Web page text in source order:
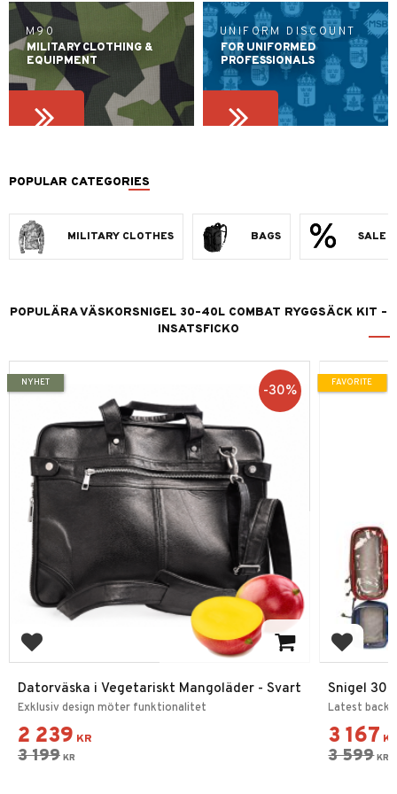
M90
MILITARY CLOTHING &
EQUIPMENT
UNIFORM DISCOUNT
FOR UNIFORMED
PROFESSIONALS
POPULAR CATEGORIES
MILITARY CLOTHES BAGS SALE
POPULÄRA VÄSKORSNIGEL 30–40L COMBAT RYGGSÄCK KIT –
INSATSFICKO
Add to favorites
Datorväska i Vegetariskt Mangoläder - Svart
Exklusiv design möter funktionalitet
2 239 KR
3 199 KR
30%
NYHET
Add to
Snigel 30-
Latest
3 167
3 599KR
FAVORITE